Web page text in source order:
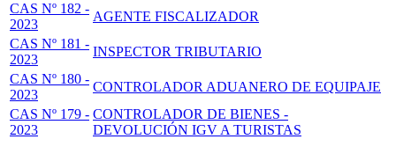
CAS Nº 182 -
2023
AGENTE FISCALIZADOR
CAS Nº 181 -
2023
INSPECTOR TRIBUTARIO
CAS Nº 180 -
2023
CONTROLADOR ADUANERO DE EQUIPAJE
CAS Nº 179 -
2023
CONTROLADOR DE BIENES -
DEVOLUCIÓN IGV A TURISTAS